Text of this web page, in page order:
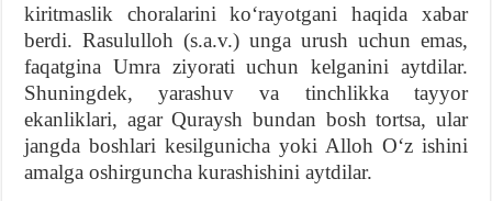
kiritmaslik choralarini ko‘rayotgani haqida xabar
berdi. Rasululloh (s.a.v.) unga urush uchun emas,
faqatgina Umra ziyorati uchun kelganini aytdilar.
Shuningdek, yarashuv va tinchlikka tayyor
ekanliklari, agar Quraysh bundan bosh tortsa, ular
jangda boshlari kesilgunicha yoki Alloh O‘z ishini
amalga oshirguncha kurashishini aytdilar.